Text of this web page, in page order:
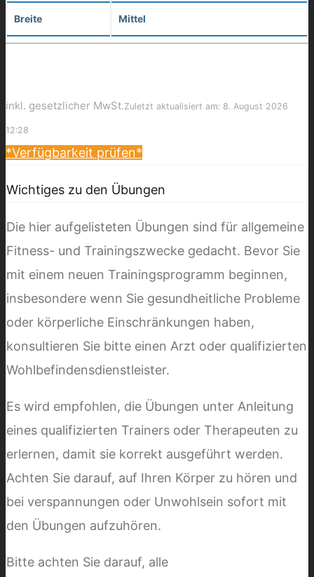
Breite Mittel
inkl. gesetzlicher MwSt.Zuletzt aktualisiert am: 8. August 2026
12:28
*Verfügbarkeit prüfen*
Wichtiges zu den Übungen
Die hier aufgelisteten Übungen sind für allgemeine
Fitness- und Trainingszwecke gedacht. Bevor Sie
mit einem neuen Trainingsprogramm beginnen,
insbesondere wenn Sie gesundheitliche Probleme
oder körperliche Einschränkungen haben,
konsultieren Sie bitte einen Arzt oder qualifizierten
Wohlbefindensdienstleister.
Es wird empfohlen, die Übungen unter Anleitung
eines qualifizierten Trainers oder Therapeuten zu
erlernen, damit sie korrekt ausgeführt werden.
Achten Sie darauf, auf Ihren Körper zu hören und
bei verspannungen oder Unwohlsein sofort mit
den Übungen aufzuhören.
Bitte achten Sie darauf, alle